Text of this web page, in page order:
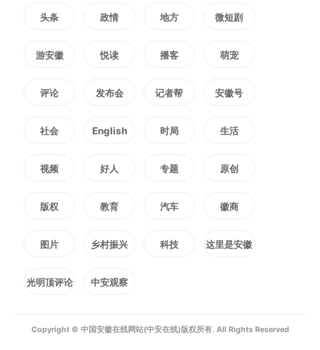
文脉、谱写当代华章的根本遵循。
树立文化自信，本质是重新认
识文化意义上的“我是谁”，重新确
精神上的独立自主从哪里来？
很重要的就是从中华民族创造的灿
头条 政情 地方 微短剧
游安徽 悦读 播客 萌宠
评论 发布会 记者帮 安徽号
社会 English 时局 生活
视频 好人 专题 原创
版权 教育 汽车 徽商
图片 乡村振兴 科技 这里是安徽
光明顶评论 中安观察
Copyright © 中国安徽在线网站(中安在线)版权所有. All Rights Reserved